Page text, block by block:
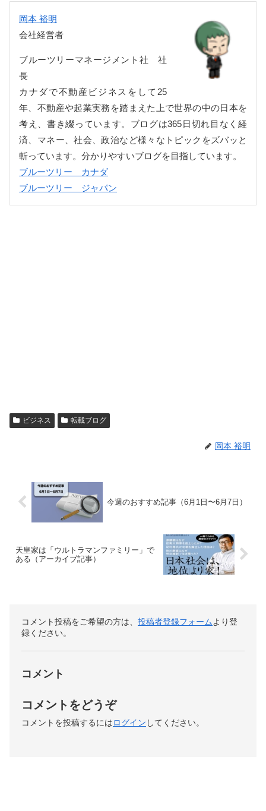
岡本 裕明
会社経営者
ブルーツリーマネージメント社 社
長
カナダで不動産ビジネスをして25
年、不動産や起業実務を踏まえた上で世界の中の日本を
考え、書き綴っています。ブログは365日切れ目なく経
済、マネー、社会、政治など様々なトピックをズバッと
斬っています。分かりやすいブログを目指しています。
ブルーツリー カナダ
ブルーツリー ジャパン
ビジネス 転載ブログ
岡本 裕明
今週のおすすめ記事（6月1日〜6月7日）
天皇家は「ウルトラマンファミリー」で
ある（アーカイブ記事）
コメント投稿をご希望の方は、 投稿者登録フォーム より登
録ください。
コメント
コメントをどうぞ
コメントを投稿するにはログイン してください。